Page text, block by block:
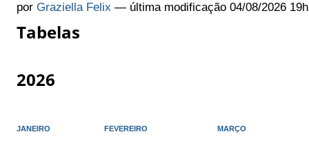
porGraziella Felix — última modificação 04/08/2026
Tabelas
2026
JANEIRO FEVEREIRO MARÇO